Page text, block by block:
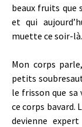
beaux fruits que
et qui
muette ce soir-là.
Mon corps
petits
le frisson que sa
ce corps bavard.
devienne